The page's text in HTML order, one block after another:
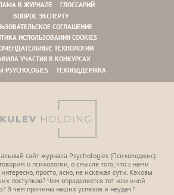
В ЖУРНАЛЕ
ГЛОССАРИЙ
ВОПРОС ЭКСПЕРТУ
СОГЛАШЕНИЕ
ИСПОЛЬЗОВАНИЯ COOKIES
ТЕХНОЛОГИИ
УЧАСТИЯ В КОНКУРСАХ
ТЕХПОДДЕРЖКА
сайт журнала Psychologies (Психoлоджиc).
о психологии, о смысле того, что с нами
просто, ясно, не искажая сути. Каковы
поступков? Чем определяется тот или иной
В чем причины наших успехов и неудач?